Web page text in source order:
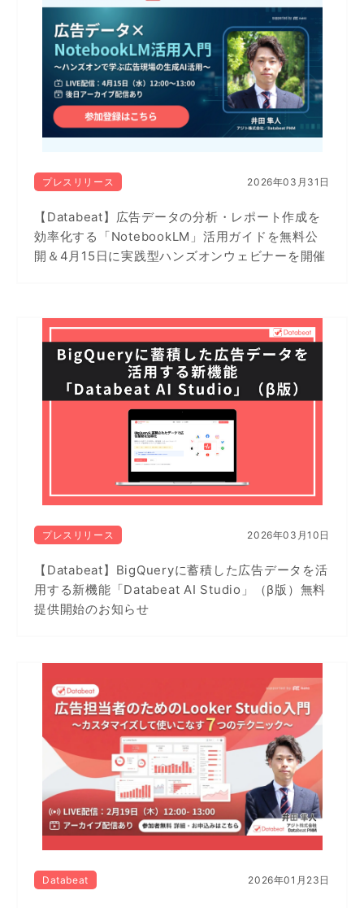
プレスリリース 2026年03月31日
【Databeat】広告データの分析・レポート作成を
効率化する「NotebookLM」活用ガイドを無料公
開＆4月15日に実践型ハンズオンウェビナーを開催
プレスリリース 2026年03月10日
【Databeat】BigQueryに蓄積した広告データを活
用する新機能「Databeat AI Studio」（β版）無料
提供開始のお知らせ
Databeat 2026年01月23日